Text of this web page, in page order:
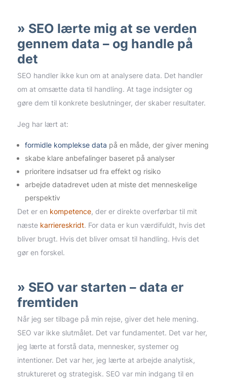
SEO lærte mig at se verden
gennem data – og handle på
det
SEO handler ikke kun om at analysere data. Det handler
om at omsætte data til handling. At tage indsigter og
gøre dem til konkrete beslutninger, der skaber resultater.
Jeg har lært at:
formidle komplekse data på en måde, der giver mening
skabe klare anbefalinger baseret på analyser
prioritere indsatser ud fra effekt og risiko
arbejde datadrevet uden at miste det menneskelige
perspektiv
Det er en kompetence, der er direkte overførbar til mit
næste karriereskridt. For data er kun værdifuldt, hvis det
bliver brugt. Hvis det bliver omsat til handling. Hvis det
gør en forskel.
SEO var starten – data er
fremtiden
Når jeg ser tilbage på min rejse, giver det hele mening.
SEO var ikke slutmålet. Det var fundamentet. Det var her,
jeg lærte at forstå data, mennesker, systemer og
intentioner. Det var her, jeg lærte at arbejde analytisk,
struktureret og strategisk. SEO var min indgang til en